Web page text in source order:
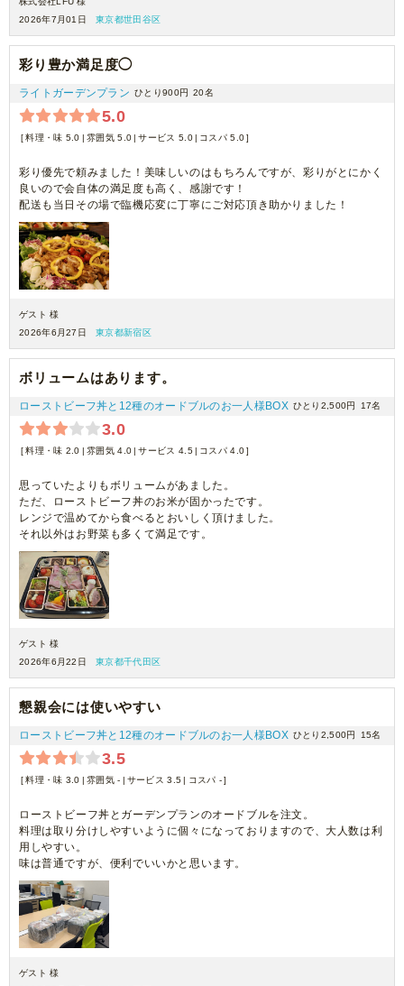
2026年7月01日
東京都世田谷区
彩り豊か満足度◯
ライトガーデンプラン ひとり900円 20名
5.0
料理・味 5.0 雰囲気 5.0 サービス 5.0 コスパ 5.0
彩り優先で頼みました！美味しいのはもちろんですが、彩りがとにかく
良いので会自体の満足度も高く、感謝です！
配送も当日その場で臨機応変に丁寧にご対応頂き助かりました！
ゲスト 様
2026年6月27日
東京都新宿区
ボリュームはあります。
ローストビーフ丼と12種のオードブルのお一人様BOX ひとり2,500円 17名
3.0
料理・味 2.0 雰囲気 4.0 サービス 4.5 コスパ 4.0
思っていたよりもボリュームがあました。
ただ、ローストビーフ丼のお米が固かったです。
レンジで温めてから食べるとおいしく頂けました。
それ以外はお野菜も多くて満足です。
ゲスト 様
2026年6月22日
東京都千代田区
懇親会には使いやすい
ローストビーフ丼と12種のオードブルのお一人様BOX ひとり2,500円 15名
3.5
料理・味 3.0 雰囲気 - サービス 3.5 コスパ -
ローストビーフ丼とガーデンプランのオードブルを注文。
料理は取り分けしやすいように個々になっておりますので、大人数は利
用しやすい。
味は普通ですが、便利でいいかと思います。
ゲスト 様